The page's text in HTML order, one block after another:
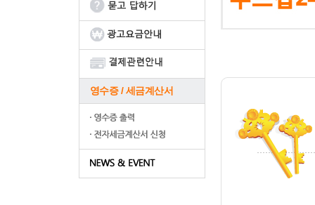
영수증 / 세금계산서